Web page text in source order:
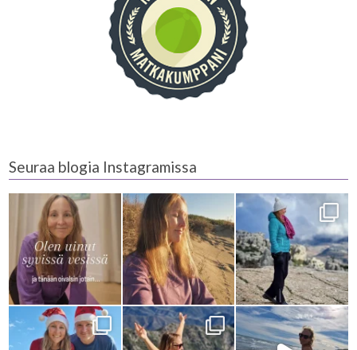
Seuraa blogia Instagramissa